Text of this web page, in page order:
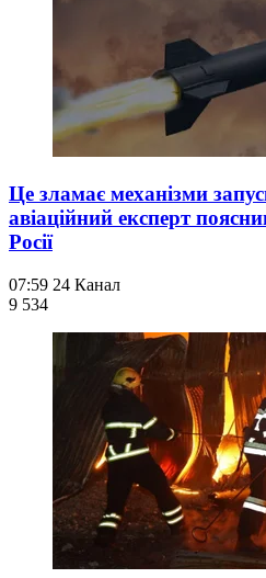
Це зламає механізми
авіаційний експерт
Росії
07:59 24 Канал
9 534